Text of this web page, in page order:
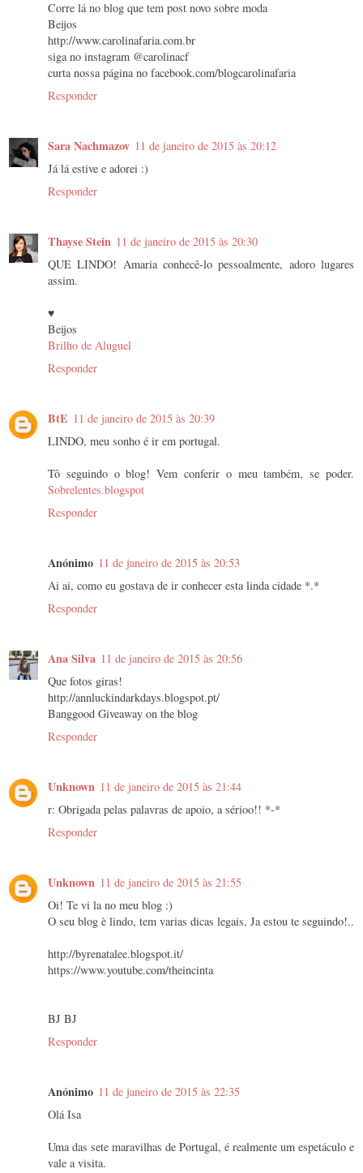
Corre lá no blog que tem post novo sobre moda
Beijos
http://www.carolinafaria.com.br
siga no instagram @carolinacf
curta nossa página no facebook.com/blogcarolinafaria
Responder
Sara Nachmazov 11 de janeiro de 2015 às 20:12
Já lá estive e adorei :)
Responder
Thayse Stein 11 de janeiro de 2015 às 20:30
QUE LINDO! Amaria conhecê-lo pessoalmente, adoro lugares
assim.
♥
Beijos
Brilho de Aluguel
Responder
BtE 11 de janeiro de 2015 às 20:39
LINDO, meu sonho é ir em portugal.
Tô seguindo o blog! Vem conferir o meu também, se poder.
Sobrelentes.blogspot
Responder
Anónimo 11 de janeiro de 2015 às 20:53
Ai ai, como eu gostava de ir conhecer esta linda cidade *.*
Responder
Ana Silva 11 de janeiro de 2015 às 20:56
Que fotos giras!
http://annluckindarkdays.blogspot.pt/
Banggood Giveaway on the blog
Responder
Unknown 11 de janeiro de 2015 às 21:44
r: Obrigada pelas palavras de apoio, a sérioo!! *-*
Responder
Unknown 11 de janeiro de 2015 às 21:55
Oi! Te vi la no meu blog :)
O seu blog è lindo, tem varias dicas legais, Ja estou te seguindo!..
http://byrenatalee.blogspot.it/
https://www.youtube.com/theincinta
BJ BJ
Responder
Anónimo 11 de janeiro de 2015 às 22:35
Olá Isa
Uma das sete maravilhas de Portugal, é realmente um espetáculo e
vale a visita.